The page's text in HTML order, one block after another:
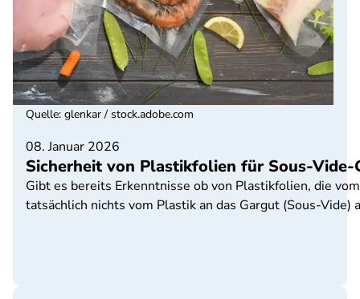
08. Januar 2026
Sicherheit von Plastikfolien für Sous-Vide-
Gibt es bereits Erkenntnisse ob von Plastikfolien, die
tatsächlich nichts vom Plastik an das Gargut (Sous-Vide)
Quelle: glenkar / stock.adobe.com